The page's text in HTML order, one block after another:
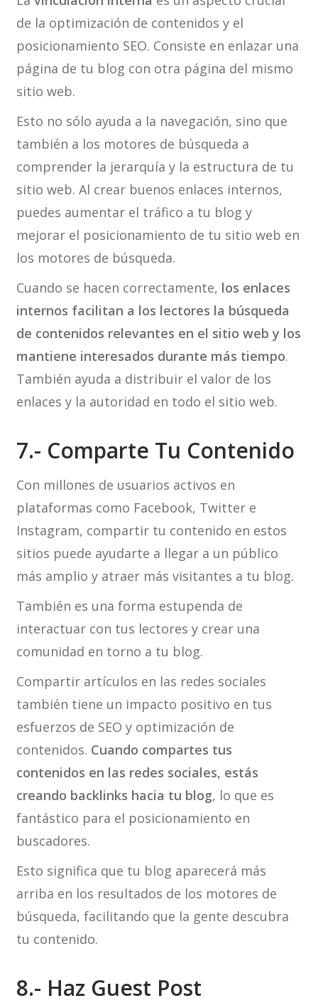
de la optimización de contenidos y el
posicionamiento SEO. Consiste en enlazar una
página de tu blog con otra página del mismo
sitio web.
Esto no sólo ayuda a la navegación, sino que
también a los motores de búsqueda a
comprender la jerarquía y la estructura de tu
sitio web. Al crear buenos enlaces internos,
puedes aumentar el tráfico a tu blog y
mejorar el posicionamiento de tu sitio web en
los motores de búsqueda.
Cuando se hacen correctamente, los enlaces
internos facilitan a los lectores la búsqueda
de contenidos relevantes en el sitio web y los
mantiene interesados durante más tiempo.
También ayuda a distribuir el valor de los
enlaces y la autoridad en todo el sitio web.
7.- Comparte Tu Contenido
Con millones de usuarios activos en
plataformas como Facebook, Twitter e
Instagram, compartir tu contenido en estos
sitios puede ayudarte a llegar a un público
más amplio y atraer más visitantes a tu blog.
También es una forma estupenda de
interactuar con tus lectores y crear una
comunidad en torno a tu blog.
Compartir artículos en las redes sociales
también tiene un impacto positivo en tus
esfuerzos de SEO y optimización de
contenidos. Cuando compartes tus
contenidos en las redes sociales, estás
creando backlinks hacia tu blog, lo que es
fantástico para el posicionamiento en
buscadores.
Esto significa que tu blog aparecerá más
arriba en los resultados de los motores de
búsqueda, facilitando que la gente descubra
tu contenido.
8.- Haz Guest Post